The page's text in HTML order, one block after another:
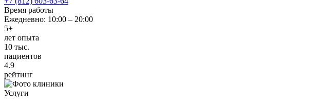
Время работы
Ежедневно: 10:00 – 20:00
5+
лет опыта
10 тыс.
пациентов
4.9
рейтинг
Услуги